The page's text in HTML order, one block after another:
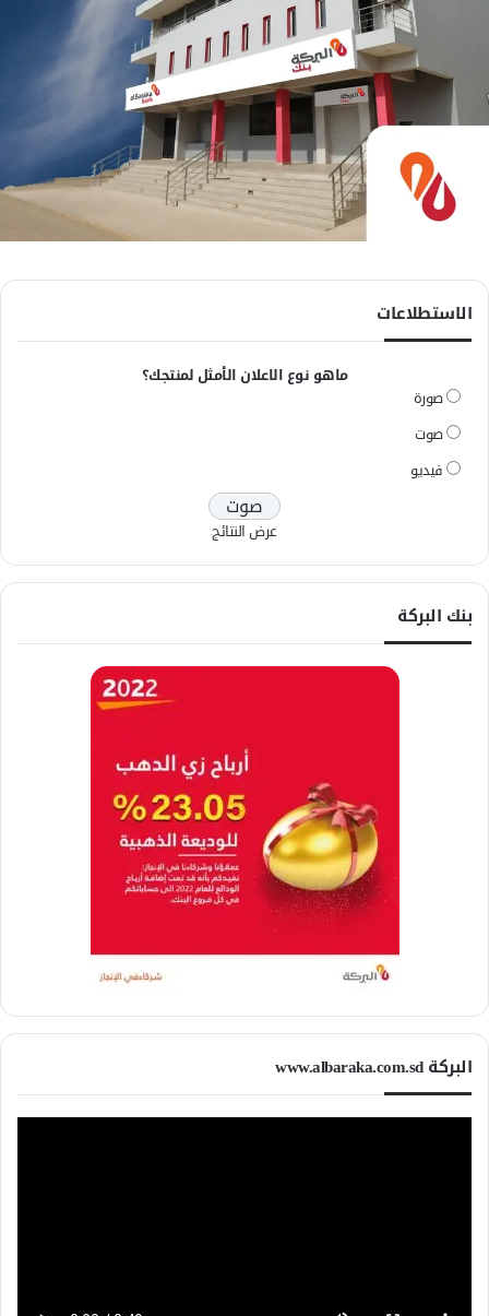
الاستطلاعات
ماهو نوع الاعلان الأمثل لمنتجك؟
صورة
صوت
فيديو
عرض النتائج
بنك البركة
البركة www.albaraka.com.sd